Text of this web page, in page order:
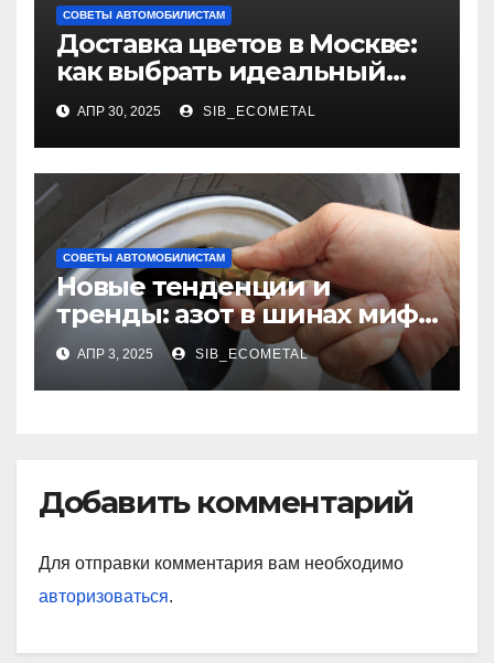
СОВЕТЫ АВТОМОБИЛИСТАМ
Доставка цветов в Москве:
как выбрать идеальный
букет
АПР 30, 2025 SIB_ECOMETAL
СОВЕТЫ АВТОМОБИЛИСТАМ
Новые тенденции и
тренды: азот в шинах миф
или реальность?
АПР 3, 2025 SIB_ECOMETAL
Добавить комментарий
Для отправки комментария вам необходимо
авторизоваться.